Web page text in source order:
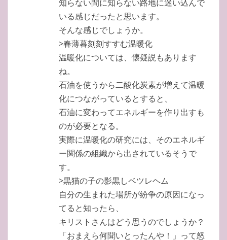
知らない間に知らない路地に迷い込んで
いる感じだったと思います。
そんな感じでしょうか。
>春薄暮刻刻すすむ温暖化
温暖化については、懐疑説もあります
ね。
石油を使うから二酸化炭素が増えて温暖
化につながっているとすると、
石油に変わってエネルギーを作り出すも
のが必要となる。
実際に温暖化の研究には、そのエネルギ
ー関係の組織から出されているそうで
す。
>黒猫の子の影黒しベツレヘム
自分の生まれた場所が紛争の原因になっ
てると知ったら、
キリストさんはどう思うのでしょうか？
「おまえら何聞いとったんや！」って怒